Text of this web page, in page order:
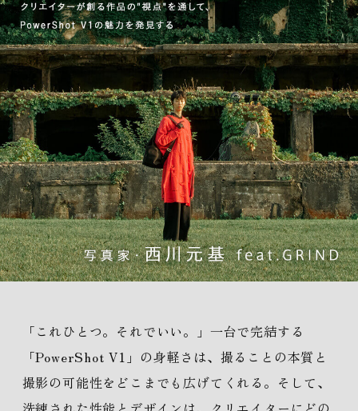
「これひとつ。それでいい。」一台で完結する
「PowerShot V1」の身軽さは、撮ることの本質と
撮影の可能性をどこまでも広げてくれる。そして、